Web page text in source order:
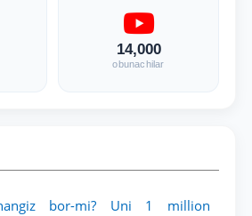
14,000
obunachilar
bor-mi? Uni 1 million